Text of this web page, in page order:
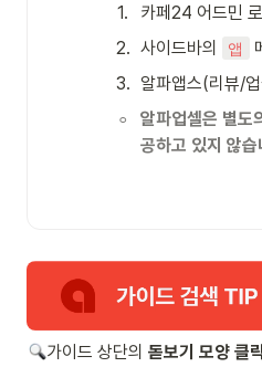
1.
카페24 어드민
2. 사이드바의 앱
3. 알파앱스(리뷰/
◦
알파업셀은 별도
공하고 있지 않습
가이드 상단의 돋보기 모양 클릭